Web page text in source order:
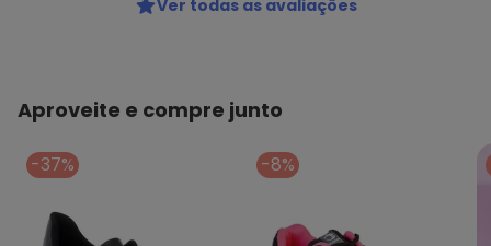
Ver todas as avaliações
Aproveite e compre junto
-37% -8%